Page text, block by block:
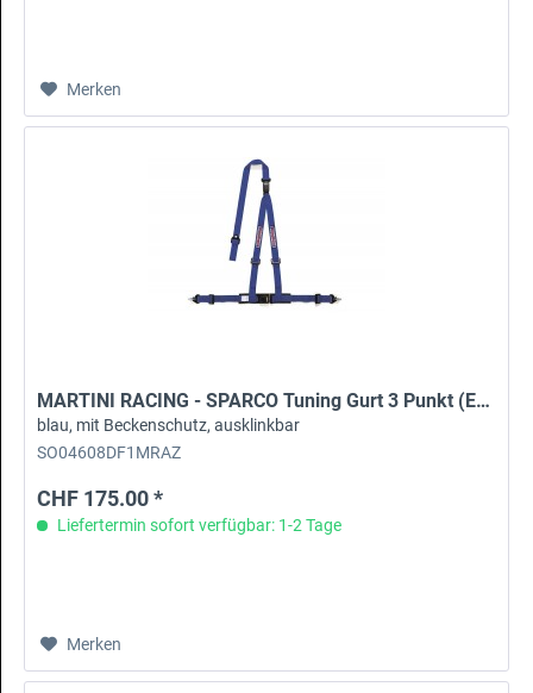
Merken
MARTINI RACING - SPARCO Tuning Gurt 3 Punkt (ECE)
blau, mit Beckenschutz, ausklinkbar
SO04608DF1MRAZ
CHF 175.00 *
Liefertermin sofort verfügbar: 1-2 Tage
Merken